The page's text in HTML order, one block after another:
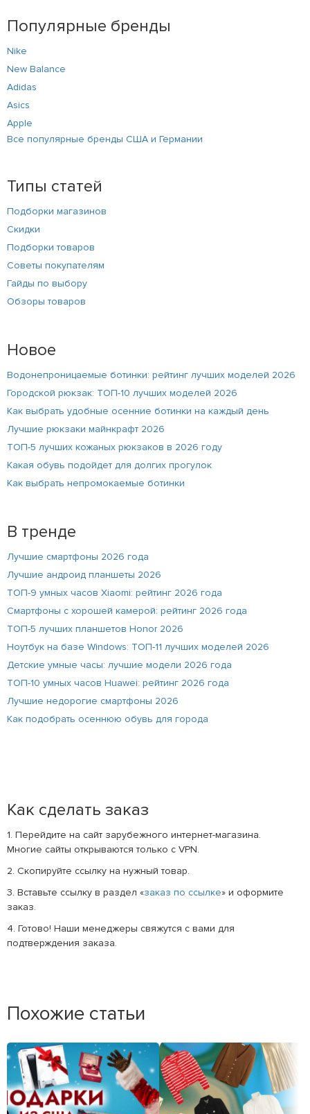
Популярные бренды
Nike
New Balance
Adidas
Asics
Apple
Все популярные бренды США и Германии
Типы статей
Подборки магазинов
Скидки
Подборки товаров
Советы покупателям
Гайды по выбору
Обзоры товаров
Новое
Водонепроницаемые ботинки: рейтинг лучших моделей 2026
Городской рюкзак: ТОП-10 лучших моделей 2026
Как выбрать удобные осенние ботинки на каждый день
Лучшие рюкзаки майнкрафт 2026
ТОП-5 лучших кожаных рюкзаков в 2026 году
Какая обувь подойдет для долгих прогулок
Как выбрать непромокаемые ботинки
В тренде
Лучшие смартфоны 2026 года
Лучшие андроид планшеты 2026
ТОП-9 умных часов Xiaomi: рейтинг 2026 года
Смартфоны с хорошей камерой: рейтинг 2026 года
ТОП-5 лучших планшетов Honor 2026
Ноутбук на базе Windows: ТОП-11 лучших моделей 2026
Детские умные часы: лучшие модели 2026 года
ТОП-10 умных часов Huawei: рейтинг 2026 года
Лучшие недорогие смартфоны 2026
Как подобрать осеннюю обувь для города
Как сделать заказ
1. Перейдите на сайт зарубежного интернет-магазина.
Многие сайты открываются только с VPN.
2. Скопируйте ссылку на нужный товар.
3. Вставьте ссылку в раздел «заказ по ссылке» и оформите
заказ.
4. Готово! Наши менеджеры свяжутся с вами для
подтверждения заказа.
Похожие статьи